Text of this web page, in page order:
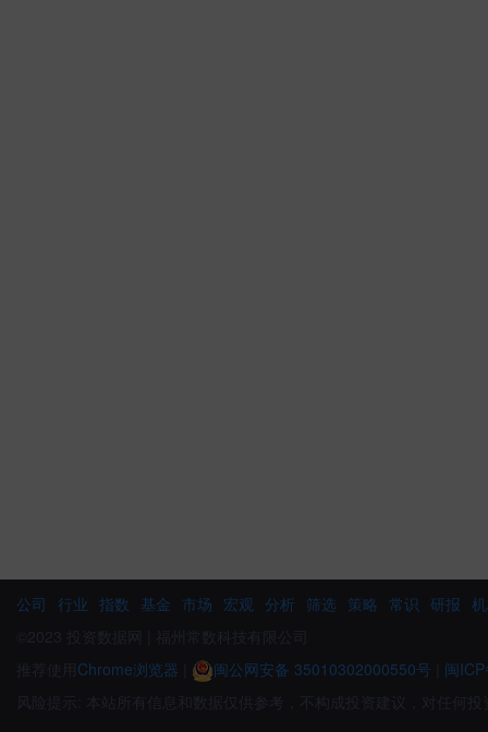
公司 行业 指数 基金 市场 宏观 分析 筛选 策略 常识 研报
©2023 投资数据网 | 福州常数科技有限公司
推荐使用 Chrome浏览器 闽公网安备 35010302000550号
闽
风险提示: 本站所有信息和数据仅供参考，不构成投资建议，对任何